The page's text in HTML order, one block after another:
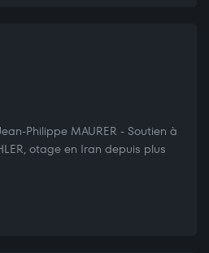
Philippe MAURER - Soutien à
otage en Iran depuis plus